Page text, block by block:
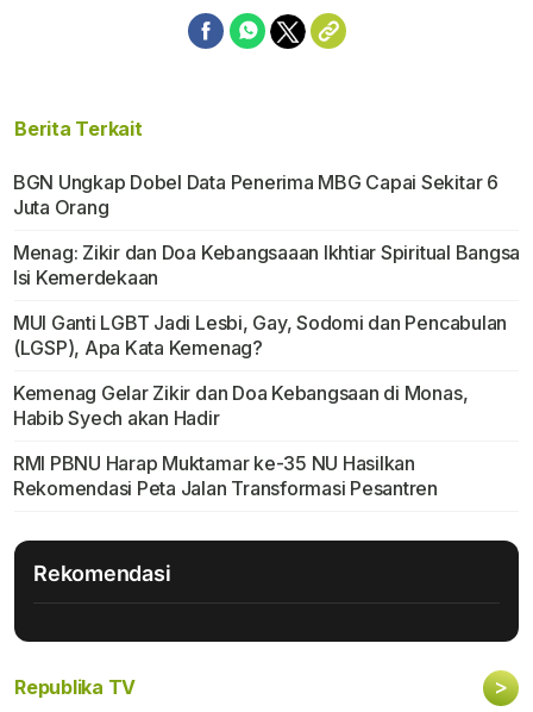
Berita Terkait
BGN Ungkap Dobel Data Penerima MBG Capai Sekitar 6
Juta Orang
Menag: Zikir dan Doa Kebangsaaan Ikhtiar Spiritual Bangsa
Isi Kemerdekaan
MUI Ganti LGBT Jadi Lesbi, Gay, Sodomi dan Pencabulan
(LGSP), Apa Kata Kemenag?
Kemenag Gelar Zikir dan Doa Kebangsaan di Monas,
Habib Syech akan Hadir
RMI PBNU Harap Muktamar ke-35 NU Hasilkan
Rekomendasi Peta Jalan Transformasi Pesantren
Rekomendasi
Republika TV >